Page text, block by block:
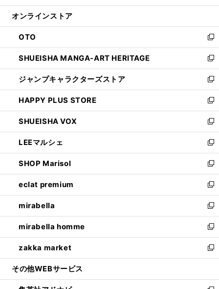
開
ン
ウ
で
開
く
ウ
ン
ド
ウ
で
開
く
オンラインストア
OTO
新
し
い
ウ
ィ
ン
ド
ウ
で
開
く
SHUEISHA MANGA-ART HERITAGE
新
し
い
ウ
ィ
ン
ド
ウ
で
開
く
ジャンプキャラクターズストア
新
し
い
ウ
ィ
ン
ド
ウ
で
開
く
HAPPY PLUS STORE
新
し
い
ウ
ィ
ン
ド
ウ
で
開
く
SHUEISHA VOX
新
し
い
ウ
ィ
ン
ド
ウ
で
開
く
LEEマルシェ
新
し
い
ウ
ィ
ン
ド
ウ
で
開
く
SHOP Marisol
新
し
い
ウ
ィ
ン
ド
ウ
で
開
eclat premium
新
し
い
ウ
ィ
ン
ド
ウ
開
mirabella
新
し
い
ウ
ィ
ン
ウ
mirabella homme
新
し
い
ウ
ン
zakka market
新
し
ウ
その他WEBサービス